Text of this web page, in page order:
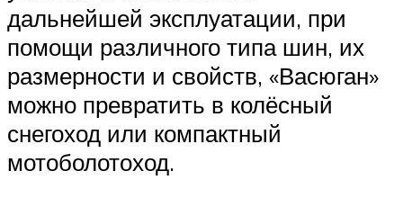
дальнейшей эксплуатации, при
помощи различного типа шин, их
размерности и свойств, «Васюган»
можно превратить в колёсный
снегоход или компактный
мотоболотоход.